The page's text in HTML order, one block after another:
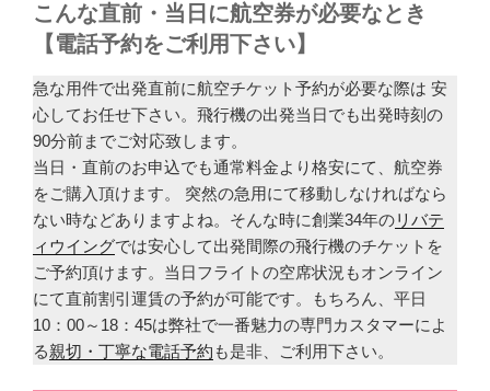
こんな直前・当日に航空券が必要なとき
【電話予約をご利用下さい】
急な用件で出発直前に航空チケット予約が必要な際は 安
心してお任せ下さい。飛行機の出発当日でも出発時刻の
90分前までご対応致します。
当日・直前のお申込でも通常料金より格安にて、航空券
をご購入頂けます。 突然の急用にて移動しなければなら
ない時などありますよね。そんな時に創業34年のリバテ
ィウイングでは安心して出発間際の飛行機のチケットを
ご予約頂けます。当日フライトの空席状況もオンライン
にて直前割引運賃の予約が可能です。もちろん、平日
10：00～18：45は弊社で一番魅力の専門カスタマーによ
る親切・丁寧な電話予約 も是非、ご利用下さい。